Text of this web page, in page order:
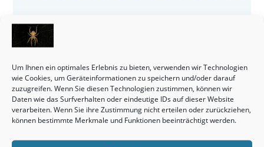
Um Ihnen ein optimales Erlebnis zu bieten, verwenden wir Technologien
wie Cookies, um Geräteinformationen zu speichern und/oder darauf
zuzugreifen. Wenn Sie diesen Technologien zustimmen, können wir
Daten wie das Surfverhalten oder eindeutige IDs auf dieser Website
verarbeiten. Wenn Sie ihre Zustimmung nicht erteilen oder zurückziehen,
können bestimmte Merkmale und Funktionen beeinträchtigt werden.